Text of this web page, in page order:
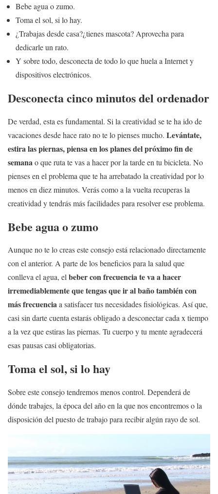
Bebe agua o zumo.
Toma el sol, si lo hay.
¿Trabajas desde casa?¿tienes mascota? Aprovecha para
dedicarle un rato.
Y sobre todo, desconecta de todo lo que huela a Internet y
dispositivos electrónicos.
Desconecta cinco minutos del ordenador
De verdad, esta es fundamental. Si la creatividad se te ha ido de
vacaciones desde hace rato no te lo pienses mucho. Levántate,
estira las piernas, piensa en los planes del próximo fin de
semanao que ruta te vas a hacer por la tarde en tu bicicleta. No
pienses en el problema que te ha arrebatado la creatividad por lo
menos en diez minutos. Verás como a la vuelta recuperas la
creatividad y tendrás más facilidades para resolver ese problema.
Bebe agua o zumo
Aunque no te lo creas este consejo está relacionado directamente
con el anterior. A parte de los beneficios para la salud que
conlleva el agua, elbeber con frecuencia te va a hacer
irremediablemente que tengas que ir al baño también con
más frecuenciaa satisfacer tus necesidades fisiológicas. Así que,
casi sin darte cuenta estarás obligado a desconectar cada x tiempo
a la vez que estiras las piernas. Tu cuerpo y tu mente agradecerá
esas pausas casi obligatorias.
Toma el sol, si lo hay
Sobre este consejo tendremos menos control. Dependerá de
dónde trabajes, la época del año en la que nos encontremos o la
disposición del puesto de trabajo para recibir algún rayo de sol.